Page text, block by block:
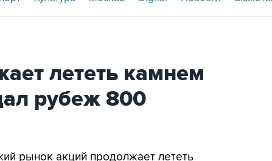
лететь камнем
рубеж 800
рынок акций продолжает лететь